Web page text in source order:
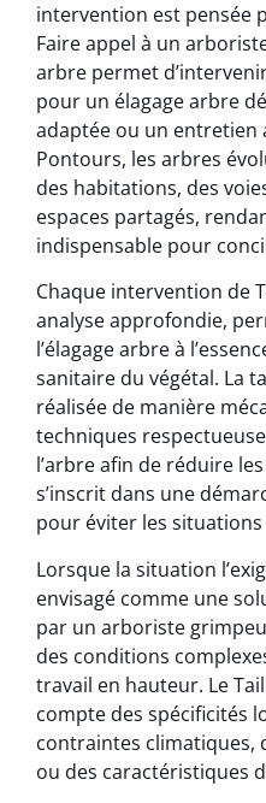
intervention est pensée
Faire appel à un
arbre permet
pour un élagage arbre
adaptée ou un entretien
Pontours, les arbres
des habitations, des
espaces partagés,
indispensable pour
Chaque intervention de
analyse approfondie,
l’élagage arbre à
sanitaire du végétal. La
réalisée de manière
techniques
l’arbre afin de réduire
s’inscrit dans une
pour éviter les situations
Lorsque la situation
envisagé comme une
par un arboriste
des conditions
travail en hauteur. Le
compte des spécificités
contraintes climatiques,
ou des caractéristiques